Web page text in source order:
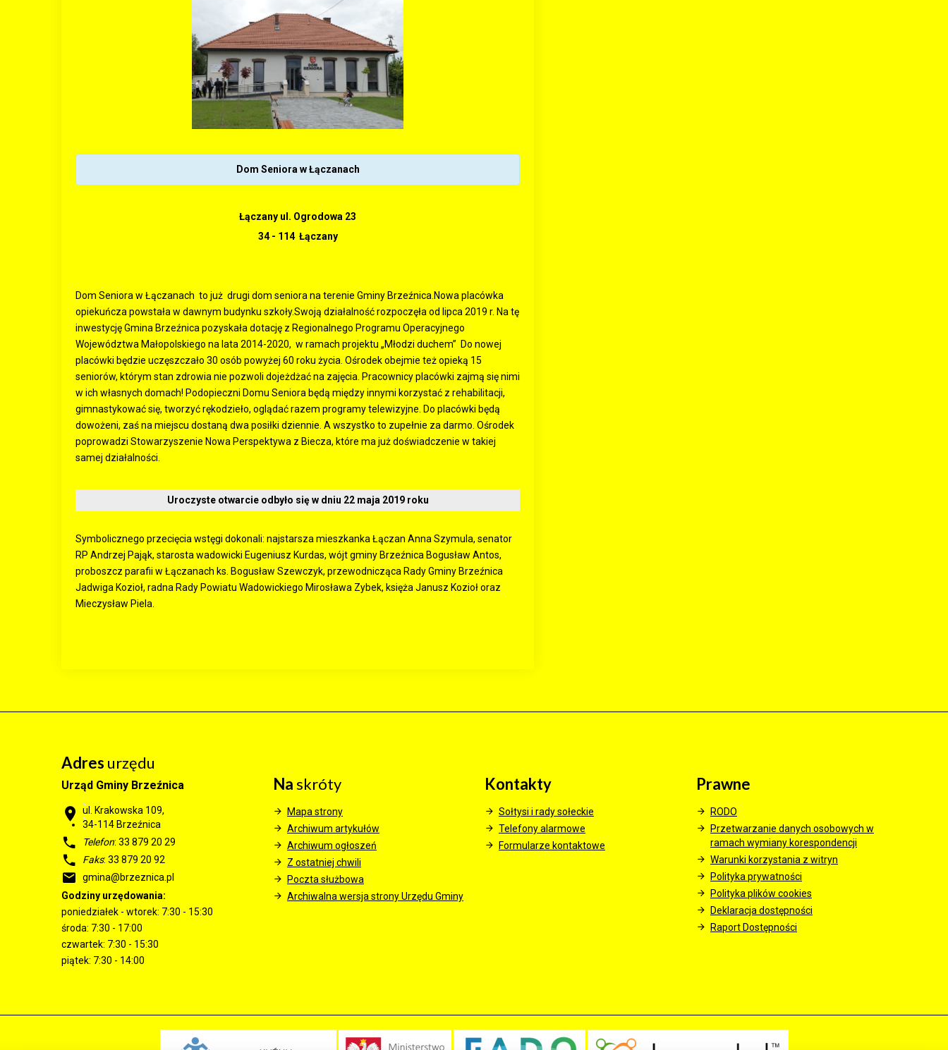
Dom Seniora w Łączanach
Łączany ul. Ogrodowa 23
34 - 114 Łączany
Dom Seniora w Łączanach to już drugi dom seniora na terenie Gminy Brzeźnica.Nowa placówka
opiekuńcza powstała w dawnym budynku szkoły.Swoją działalność rozpoczęła od lipca 2019 r. Na tę
inwestycję Gmina Brzeźnica pozyskała dotację z Regionalnego Programu Operacyjnego
Województwa Małopolskiego na lata 2014-2020, w ramach projektu „Młodzi duchem” Do nowej
placówki będzie uczęszczało 30 osób powyżej 60 roku życia. Ośrodek obejmie też opieką 15
seniorów, którym stan zdrowia nie pozwoli dojeżdżać na zajęcia. Pracownicy placówki zajmą się nimi
w ich własnych domach! Podopieczni Domu Seniora będą między innymi korzystać z rehabilitacji,
gimnastykować się, tworzyć rękodzieło, oglądać razem programy telewizyjne. Do placówki będą
dowożeni, zaś na miejscu dostaną dwa posiłki dziennie. A wszystko to zupełnie za darmo. Ośrodek
poprowadzi Stowarzyszenie Nowa Perspektywa z Biecza, które ma już doświadczenie w takiej
samej działalności.
Uroczyste otwarcie odbyło się w dniu 22 maja 2019 roku
Symbolicznego przecięcia wstęgi dokonali: najstarsza mieszkanka Łączan Anna Szymula, senator
RP Andrzej Pająk, starosta wadowicki Eugeniusz Kurdas, wójt gminy Brzeźnica Bogusław Antos,
proboszcz parafii w Łączanach ks. Bogusław Szewczyk, przewodnicząca Rady Gminy Brzeźnica
Jadwiga Kozioł, radna Rady Powiatu Wadowickiego Mirosława Zybek, księża Janusz Kozioł oraz
Mieczysław Piela.
Adres urzędu
Urząd Gminy Brzeźnica
ul. Krakowska 109,
34-114 Brzeźnica
Telefon: 33 879 20 29
Faks: 33 879 20 92
gmina@brzeznica.pl
Godziny urzędowania:
poniedziałek - wtorek: 7:30 - 15:30
środa: 7:30 - 17:00
czwartek: 7:30 - 15:30
piątek: 7:30 - 14:00
Naskróty
Mapa strony
Archiwum artykułów
Archiwum ogłoszeń
Z ostatniej chwili
Poczta służbowa
Archiwalna wersja strony Urzędu Gminy
Kontakty
Sołtysi i rady sołeckie
Telefony alarmowe
Formularze kontaktowe
Prawne
RODO
Przetwarzanie danych osobowych w
ramach wymiany korespondencji
Warunki korzystania z witryn
Polityka prywatności
Polityka plików cookies
Deklaracja dostępności
Raport Dostępności